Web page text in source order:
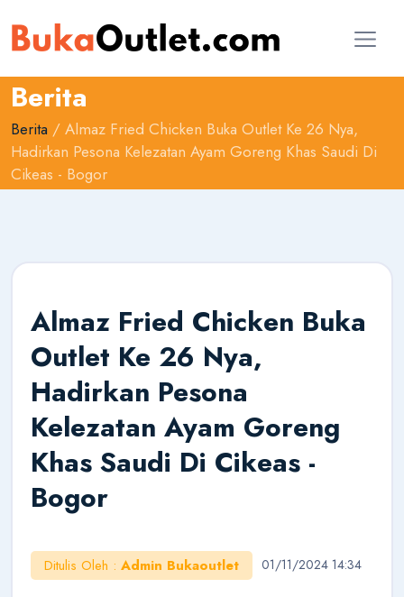
Berita
Berita / Almaz Fried Chicken Buka Outlet Ke 26 Nya,
Hadirkan Pesona Kelezatan Ayam Goreng Khas Saudi Di
Cikeas - Bogor
Almaz Fried Chicken Buka
Outlet Ke 26 Nya,
Hadirkan Pesona
Kelezatan Ayam Goreng
Khas Saudi Di Cikeas -
Bogor
Ditulis Oleh : Admin Bukaoutlet 01/11/2024 14:34
AI Konsultan
Online
Halo!
Belajar Bisnis